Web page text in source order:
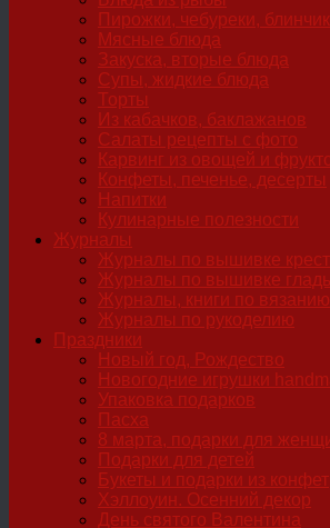
Пирожки, чебуреки,
Мясные блюда
Закуска, вторые блюда
Супы, жидкие блюда
Торты
Из кабачков, баклажанов
Салаты рецепты с фото
Карвинг из овощей и
Конфеты, печенье, десерты
Напитки
Кулинарные полезности
Журналы
Журналы по вышивке
Журналы по вышивке
Журналы, книги по вязанию
Журналы по рукоделию
Праздники
Новый год, Рождество
Новогодние игрушки
Упаковка подарков
Пасха
8 марта, подарки для
Подарки для детей
Букеты и подарки из конфет
Хэллоуин. Осенний декор
День святого Валентина